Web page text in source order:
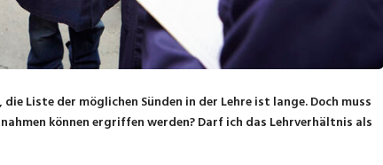
Liste der möglichen Sünden in der Lehre ist lange. Doch muss
können ergriffen werden? Darf ich das Lehrverhältnis als